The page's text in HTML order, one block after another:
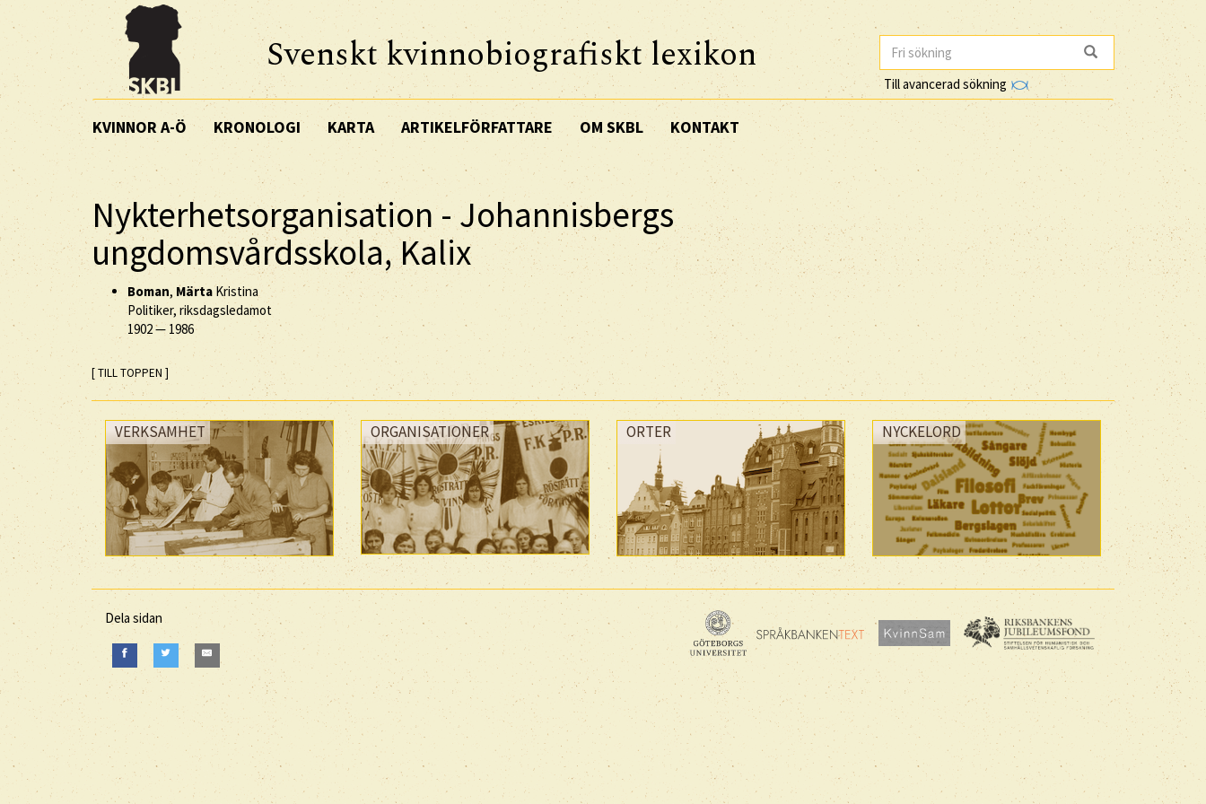
Svenskt kvinnobiografiskt lexikon
Till avancerad sökning
KVINNOR A-Ö KRONOLOGI KARTA ARTIKELFÖRFATTARE OM SKBL KONTAKT
Nykterhetsorganisation - Johannisbergs
ungdomsvårdsskola, Kalix
Boman, MärtaKristina
Politiker, riksdagsledamot
1902— 1986
[ TILL TOPPEN ]
VERKSAMHET ORGANISATIONER ORTER NYCKELORD
Dela sidan